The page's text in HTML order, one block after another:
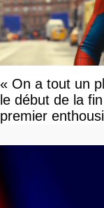
« On a tout un
le début de la fin
premier